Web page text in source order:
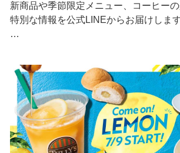
新商品や季節限定メニュー、コーヒーの
特別な情報を公式LINEからお届けします
···